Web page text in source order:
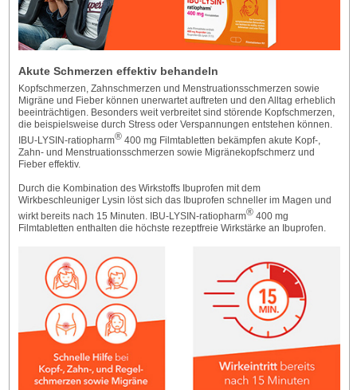
Akute Schmerzen effektiv behandeln
Kopfschmerzen, Zahnschmerzen und Menstruationsschmerzen sowie
Migräne und Fieber können unerwartet auftreten und den Alltag erheblich
beeinträchtigen. Besonders weit verbreitet sind störende Kopfschmerzen,
die beispielsweise durch Stress oder Verspannungen entstehen können.
IBU-LYSIN-ratiopharm®400 mg Filmtabletten bekämpfen akute Kopf-,
Zahn- und Menstruationsschmerzen sowie Migränekopfschmerz und
Fieber effektiv.
Durch die Kombination des Wirkstoffs Ibuprofen mit dem
Wirkbeschleuniger Lysin löst sich das Ibuprofen schneller im Magen und
wirkt bereits nach 15 Minuten. IBU-LYSIN-ratiopharm®400 mg
Filmtabletten enthalten die höchste rezeptfreie Wirkstärke an Ibuprofen.